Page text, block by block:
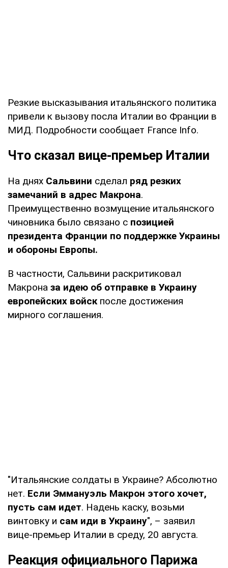
Резкие высказывания итальянского политика
привели к вызову посла Италии во Франции в
МИД. Подробности сообщает France Info.
Что сказал вице-премьер Италии
На днях Сальвини сделал ряд резких
замечаний в адрес Макрона.
Преимущественно возмущение итальянского
чиновника было связано с позицией
президента Франции по поддержке Украины
и обороны Европы.
В частности, Сальвини раскритиковал
Макрона за идею об отправке в Украину
европейских войск после достижения
мирного соглашения.
"Итальянские солдаты в Украине? Абсолютно
нет. Если Эммануэль Макрон этого хочет,
пусть сам идет. Надень каску, возьми
винтовку и сам иди в Украину", – заявил
вице-премьер Италии в среду, 20 августа.
Реакция официального Парижа